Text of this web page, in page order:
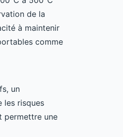
de la
à maintenir
comme
un
les risques
permettre une